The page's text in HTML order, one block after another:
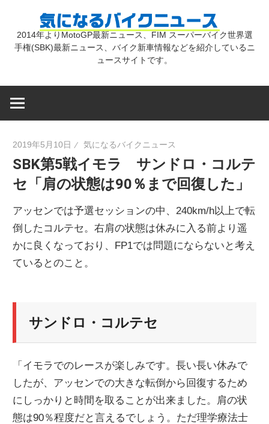
気
バ
イ
ク
ー
ス
2014年よりMotoGP最新ニュース、FIM スーパーバイク世界選
手権(SBK)最新ニュース、バイク新車情報などを紹介しているニ
ュースサイトです。
2019年5月10日 気になるバイクニュース
SBK第5戦イモラ サンドロ・コルテ
セ「肩の状態は90％まで回復した」
アッセンでは予選セッションの中、240km/h以上で転
倒したコルテセ。右肩の状態は休みに入る前より遥
かに良くなっており、FP1では問題にならないと考え
ているとのこと。
サンドロ・コルテセ
「イモラでのレースが楽しみです。長い長い休みで
したが、アッセンでの大きな転倒から回復するため
にしっかりと時間を取ることが出来ました。肩の状
態は90％程度だと言えるでしょう。ただ理学療法士